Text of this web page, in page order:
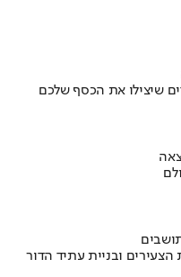
שיצילו את הכסף שלכם
ובניית עתיד הדור